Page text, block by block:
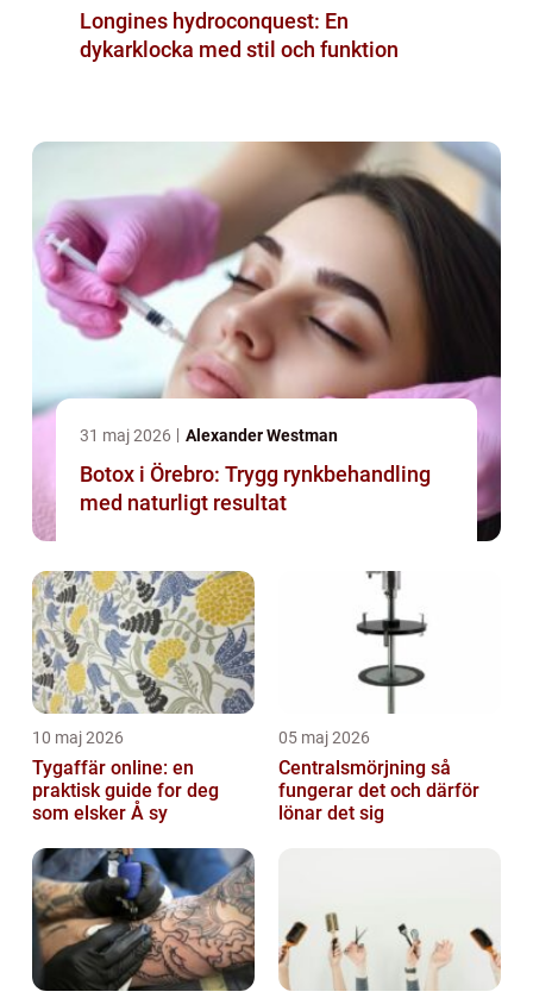
Longines hydroconquest: En
dykarklocka med stil och funktion
31 maj 2026 Alexander Westman
Botox i Örebro: Trygg rynkbehandling
med naturligt resultat
10 maj 2026
Tygaffär online: en
praktisk guide for deg
som elsker Å sy
05 maj 2026
Centralsmörjning så
fungerar det och därför
lönar det sig